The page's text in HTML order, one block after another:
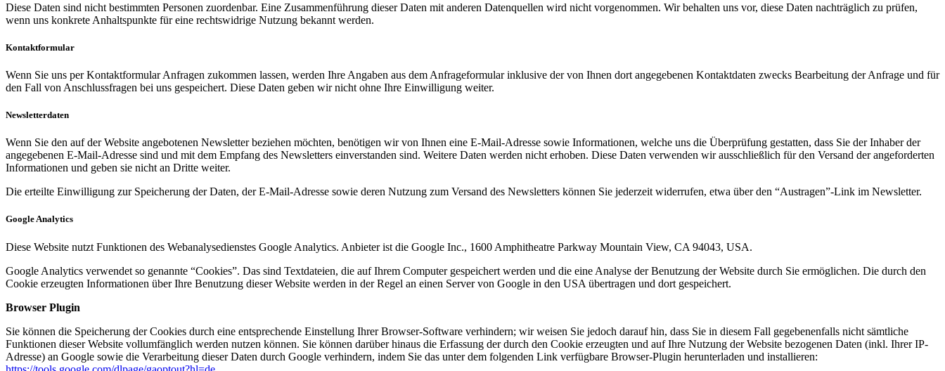
Diese Daten sind nicht bestimmten Personen zuordenbar. Eine Zusammenführung dieser Daten mit anderen Datenquellen wird nicht vorgenommen. Wir behalten uns vor, diese Daten nachträglich zu prüfen,
wenn uns konkrete Anhaltspunkte für eine rechtswidrige Nutzung bekannt werden.
Kontaktformular
Wenn Sie uns per Kontaktformular Anfragen zukommen lassen, werden Ihre Angaben aus dem Anfrageformular inklusive der von Ihnen dort angegebenen Kontaktdaten zwecks Bearbeitung der Anfrage und für
den Fall von Anschlussfragen bei uns gespeichert. Diese Daten geben wir nicht ohne Ihre Einwilligung weiter.
Newsletterdaten
Wenn Sie den auf der Website angebotenen Newsletter beziehen möchten, benötigen wir von Ihnen eine E-Mail-Adresse sowie Informationen, welche uns die Überprüfung gestatten, dass Sie der Inhaber der
angegebenen E-Mail-Adresse sind und mit dem Empfang des Newsletters einverstanden sind. Weitere Daten werden nicht erhoben. Diese Daten verwenden wir ausschließlich für den Versand der angeforderten
Informationen und geben sie nicht an Dritte weiter.
Die erteilte Einwilligung zur Speicherung der Daten, der E-Mail-Adresse sowie deren Nutzung zum Versand des Newsletters können Sie jederzeit widerrufen, etwa über den “Austragen”-Link im Newsletter.
Google Analytics
Diese Website nutzt Funktionen des Webanalysedienstes Google Analytics. Anbieter ist die Google Inc., 1600 Amphitheatre Parkway Mountain View, CA 94043, USA.
Google Analytics verwendet so genannte “Cookies”. Das sind Textdateien, die auf Ihrem Computer gespeichert werden und die eine Analyse der Benutzung der Website durch Sie ermöglichen. Die durch den
Cookie erzeugten Informationen über Ihre Benutzung dieser Website werden in der Regel an einen Server von Google in den USA übertragen und dort gespeichert.
Browser Plugin
Sie können die Speicherung der Cookies durch eine entsprechende Einstellung Ihrer Browser-Software verhindern; wir weisen Sie jedoch darauf hin, dass Sie in diesem Fall gegebenenfalls nicht sämtliche
Funktionen dieser Website vollumfänglich werden nutzen können. Sie können darüber hinaus die Erfassung der durch den Cookie erzeugten und auf Ihre Nutzung der Website bezogenen Daten (inkl. Ihrer IP-
Adresse) an Google sowie die Verarbeitung dieser Daten durch Google verhindern, indem Sie das unter dem folgenden Link verfügbare Browser-Plugin herunterladen und installieren: